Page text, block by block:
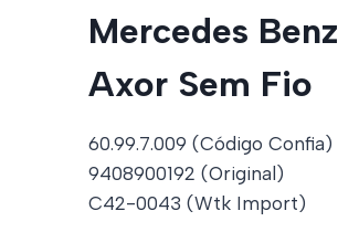
Mercedes Benz
Axor Sem Fio
60.99.7.009 (Código Confia)
9408900192 (Original)
C42-0043 (Wtk Import)